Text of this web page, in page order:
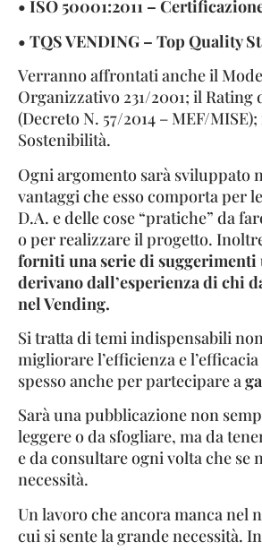
• ISO 50001:2011 –
• TQS VENDING – Top Quality
Verranno affrontati anche il
Organizzativo 231/2001; il Rating
(Decreto N. 57/2014 – MEF/
Sostenibilità.
Ogni argomento sarà sviluppato
vantaggi che esso comporta per
D.A. e delle cose “pratiche” da
o per realizzare il progetto.
forniti una serie di
derivano dall’esperienza di chi
nel Vending.
Si tratta di temi indispensabili
migliorare l’efficienza e
spesso anche per partecipare a
Sarà una pubblicazione non
leggere o da sfogliare, ma da
e da consultare ogni volta che se
necessità.
Un lavoro che ancora manca nel
cui si sente la grande necessità.